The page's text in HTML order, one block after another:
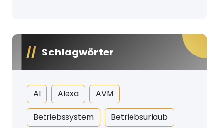
Schlagwörter
AI Alexa AVM
Betriebssystem Betriebsurlaub